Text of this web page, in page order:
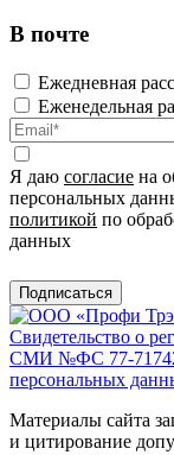
В почте
Ежедневная
Еженедельная
Я даю согласие на
персональных
политикой по
данных
Подписаться
Свидетельство о
СМИ №ФС 77-
персональных
Материалы сайта
и цитирование